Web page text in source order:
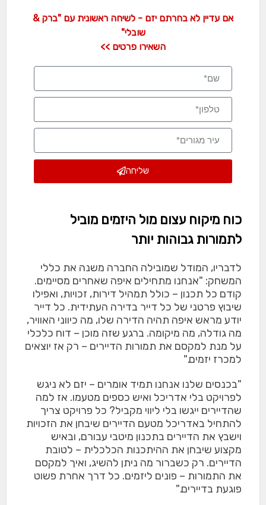
אם עדיין לא בחרתם יזם - לשיחה ראשונית עם "ברק &
שובלי"
השאירו פרטים >>
שליחה
כוח מיקוח עצום מול היזמים מוביל
לתמורות גבוהות יותר
לדבריו, המודל שמובילה החברה משנה את כללי
המשחק: "אנחנו מתחילים איפה שאחרים מסיימים.
קודם כל תכנון – כולל תמהיל דירות, זכויות, ואפילו
שיבוץ פרטני של כל דייר בדירה העתידית. כל דייר
יודע מראש איפה תהיה הדירה שלו, מה כיווני האוויר,
מה גודלה, מה מיקומה. ברגע שזה מוכן – דוח כלכלי
על מנת למקסם את תמורות הדיירים – רק אז יוצאים
למכרז יזמים."
"בכנסים שלנו אנחנו תמיד אומרים – יזם לא ניגש
לפרויקט בלי אדריכל ואיש כספים מטעמו. אז למה
שהדיירים ייגשו בלי ליווי מקביל? כל פרויקט צריך
להתחיל באדריכל מטעם הדיירים שיבחן את הזכויות
וישבץ את הדיירים בתכנון מיטבי עבורם, ובאיש
מקצוע שיבחן את ההיתכנות הכלכלית – לטובת
הדיירים. רק כשברור מה ניתן להשיג, ואיך למקסם
את התמורות – פונים ליזמים. כל דרך אחרת פשוט
פוגעת בדיירים."